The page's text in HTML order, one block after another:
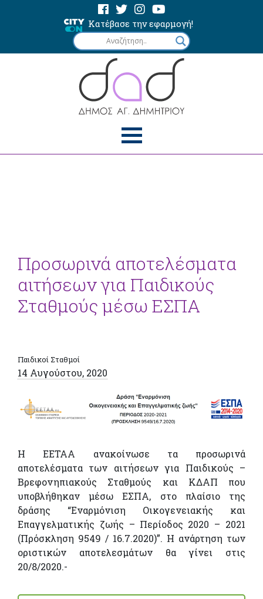
Κατέβασε την εφαρμογή!
Προσωρινά αποτελέσματα
αιτήσεων για Παιδικούς
Σταθμούς μέσω ΕΣΠΑ
Παιδικοί Σταθμοί
14 Αυγούστου, 2020
Η ΕΕΤΑΑ ανακοίνωσε τα προσωρινά
αποτελέσματα των αιτήσεων για Παιδικούς –
Βρεφονηπιακούς Σταθμούς και ΚΔΑΠ που
υποβλήθηκαν μέσω ΕΣΠΑ, στο πλαίσιο της
δράσης “Εναρμόνιση Οικογενειακής και
Επαγγελματικής ζωής – Περίοδος 2020 – 2021
(Πρόσκληση 9549 / 16.7.2020)”. Η ανάρτηση των
οριστικών αποτελεσμάτων θα γίνει στις
20/8/2020.-